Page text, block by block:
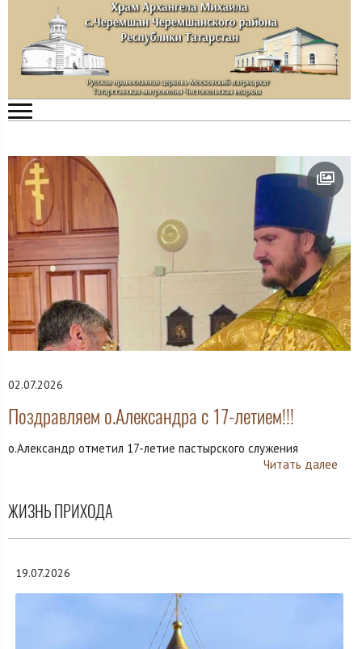
02.07.2026
Поздравляем о.Александра с 17-летием!!!
о.Александр отметил 17-летие пастырского служения
Читать далее
ЖИЗНЬ ПРИХОДА
19.07.2026